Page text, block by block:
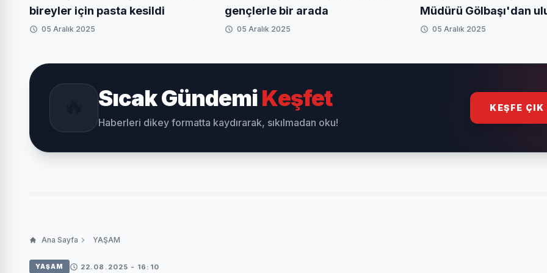
bireyler için pasta kesildi
05 Aralık 2025
gençlerle bir arada
05 Aralık 2025
Müdürü Gölbaşı'dan
öğrencilere 'Kamu
05 Aralık 2025
Sıcak GündemiKeşfet
Haberleri dikey formatta kaydırarak, sıkılmadan oku!
KEŞFE ÇIK
Ana Sayfa YAŞAM
YAŞAM 22.08.2025 - 16:10